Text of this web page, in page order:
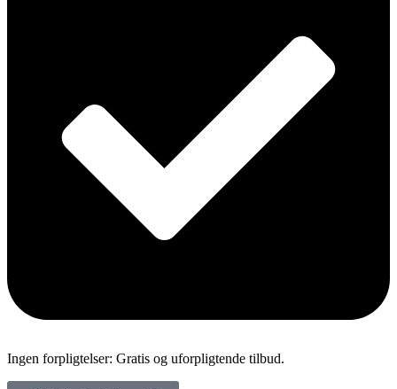
Ingen forpligtelser: Gratis og uforpligtende tilbud.